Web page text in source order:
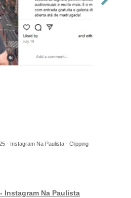
- Instagram Na Paulista - Clipping
Instagram Na Paulista